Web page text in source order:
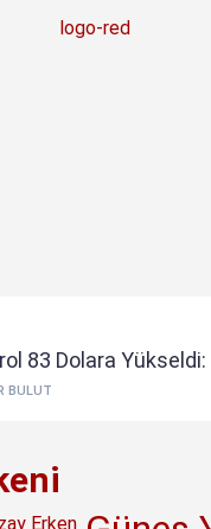
83 Dolara Yükseldi:
BULUT